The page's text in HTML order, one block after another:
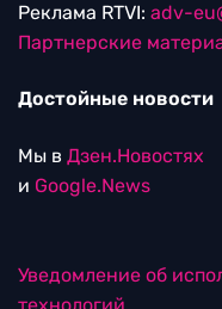
Реклама RTVI: adv-
Партнерские
Достойные новости
Мы в Дзен.Новостях
и Google.News
Уведомление об